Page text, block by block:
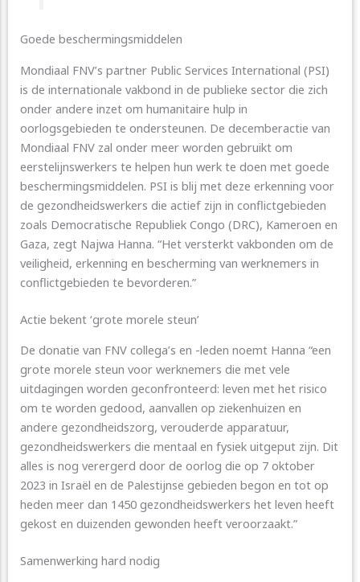
Goede beschermingsmiddelen
Mondiaal FNV’s partner Public Services International (PSI)
is de internationale vakbond in de publieke sector die zich
onder andere inzet om humanitaire hulp in
oorlogsgebieden te ondersteunen. De decemberactie van
Mondiaal FNV zal onder meer worden gebruikt om
eerstelijnswerkers te helpen hun werk te doen met goede
beschermingsmiddelen. PSI is blij met deze erkenning voor
de gezondheidswerkers die actief zijn in conflictgebieden
zoals Democratische Republiek Congo (DRC), Kameroen en
Gaza, zegt Najwa Hanna. “Het versterkt vakbonden om de
veiligheid, erkenning en bescherming van werknemers in
conflictgebieden te bevorderen.”
Actie bekent ‘grote morele steun’
De donatie van FNV collega’s en -leden noemt Hanna “een
grote morele steun voor werknemers die met vele
uitdagingen worden geconfronteerd: leven met het risico
om te worden gedood, aanvallen op ziekenhuizen en
andere gezondheidszorg, verouderde apparatuur,
gezondheidswerkers die mentaal en fysiek uitgeput zijn. Dit
alles is nog verergerd door de oorlog die op 7 oktober
2023 in Israël en de Palestijnse gebieden begon en tot op
heden meer dan 1450 gezondheidswerkers het leven heeft
gekost en duizenden gewonden heeft veroorzaakt.”
Samenwerking hard nodig